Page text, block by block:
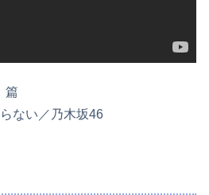
篇
ない／乃木坂46